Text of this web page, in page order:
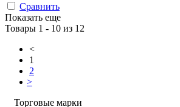
Сравнить
Показать еще
Товары 1 - 10 из 12
<
1
2
>
Торговые марки